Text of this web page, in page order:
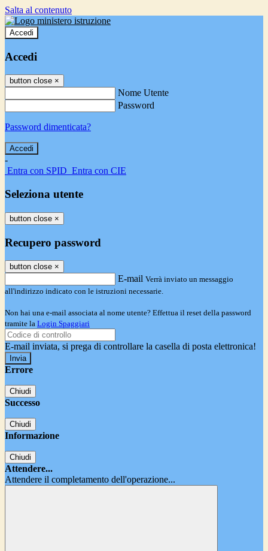
Salta al contenuto
Accedi
Accedi
button close ×
Nome Utente
Password
Password dimenticata?
-
Entra con SPID Entra con CIE
Seleziona utente
button close ×
Recupero password
button close ×
E-mail Verrà inviato un messaggio
all'indirizzo indicato con le istruzioni necessarie.
Non hai una e-mail associata al nome utente? Effettua il reset della password
tramite la Login Spaggiari
E-mail inviata, si prega di controllare la casella di posta elettronica!
Errore
Chiudi
Successo
Chiudi
Informazione
Chiudi
Attendere...
Attendere il completamento dell'operazione...